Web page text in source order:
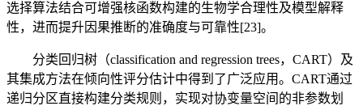
选择算法结合可增强核函数构建的生物学合理性及模型解释
性，进而提升因果推断的准确度与可靠性[23]。
分类回归树（classification and regression trees，CART）及
其集成方法在倾向性评分估计中得到了广泛应用。CART通过
递归分区直接构建分类规则，实现对协变量空间的非参数划